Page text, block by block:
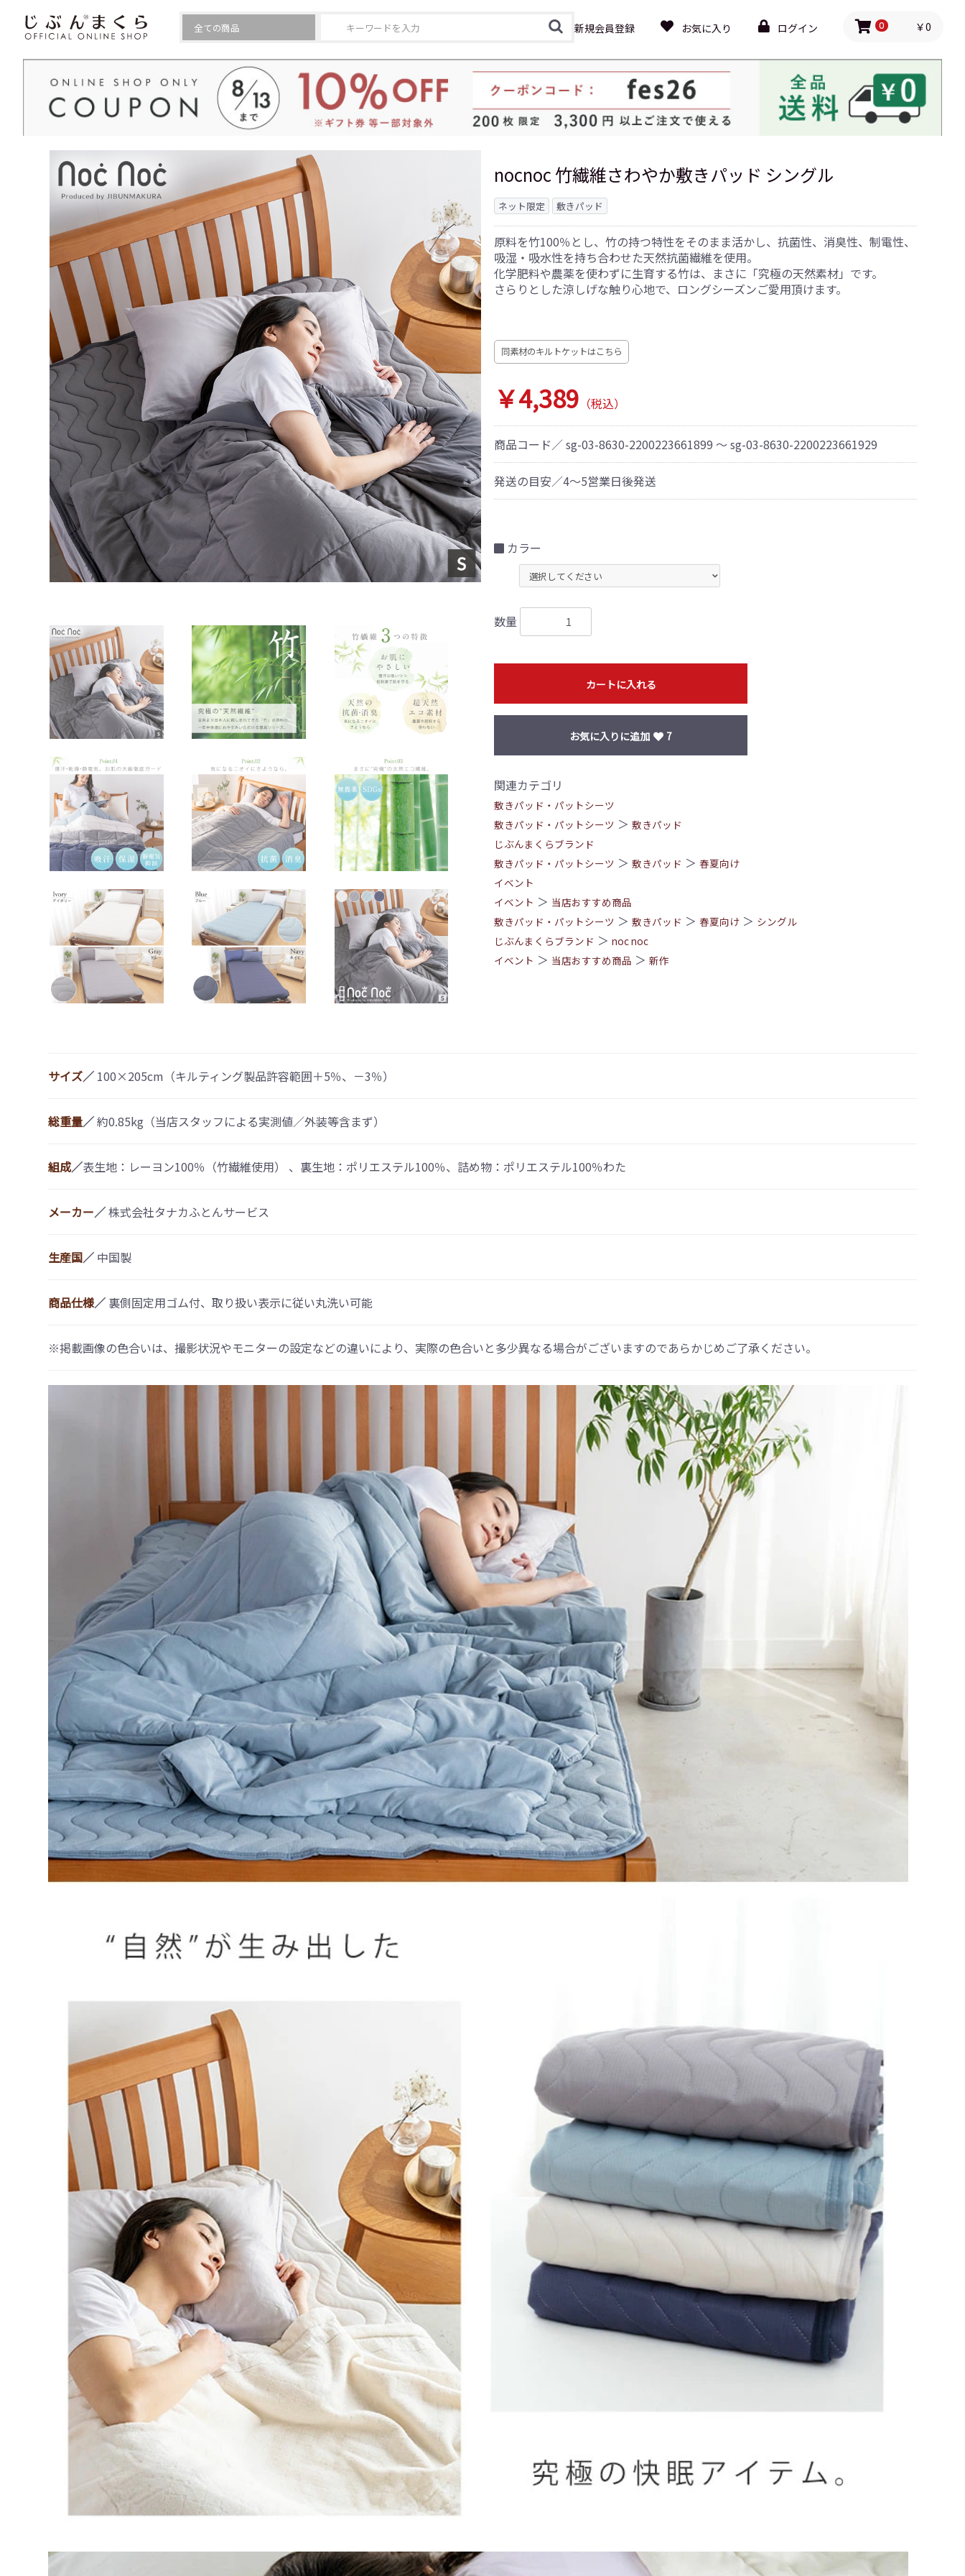
新規会員登録 お気に入り ログイン 0 ￥0
nocnoc 竹繊維さわやか敷きパッド シングル
ネット限定 敷きパッド
原料を竹100％とし、竹の持つ特性をそのまま活かし、抗菌性、消臭性、制電性、
吸湿・吸水性を持ち合わせた天然抗菌繊維を使用。
化学肥料や農薬を使わずに生育する竹は、まさに「究極の天然素材」です。
さらりとした涼しげな触り心地で、ロングシーズンご愛用頂けます。
同素材のキルトケットはこちら
￥4,389 （税込）
商品コード／ sg-03-8630-2200223661899 ～ sg-03-8630-2200223661929
発送の目安／4～5営業日後発送
カラー
数量
カートに入れる
お気に入りに追加 7
関連カテゴリ
敷きパッド・パットシーツ
敷きパッド・パットシーツ ＞ 敷きパッド
じぶんまくらブランド
敷きパッド・パットシーツ ＞ 敷きパッド ＞ 春夏向け
イベント
イベント ＞ 当店おすすめ商品
敷きパッド・パットシーツ ＞ 敷きパッド ＞ 春夏向け ＞ シングル
じぶんまくらブランド ＞ noc noc
イベント ＞ 当店おすすめ商品 ＞ 新作
サイズ／ 100×205cm（キルティング製品許容範囲＋5％、－3％）
総重量／約0.85kg（当店スタッフによる実測値／外装等含まず）
組成／表生地：レーヨン100％（竹繊維使用） 、裏生地：ポリエステル100％、詰め物：ポリエステル100％わた
メーカー／株式会社タナカふとんサービス
生産国／ 中国製
商品仕様／ 裏側固定用ゴム付、取り扱い表示に従い丸洗い可能
※掲載画像の色合いは、撮影状況やモニターの設定などの違いにより、実際の色合いと多少異なる場合がございますのであらかじめご了承ください。